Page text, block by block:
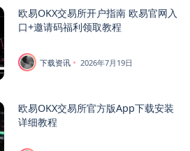
欧易OKX交易所开户指南 欧易官网入
口+邀请码福利领取教程
下载资讯 2026年7月19日
欧易OKX交易所官方版App下载安装
详细教程